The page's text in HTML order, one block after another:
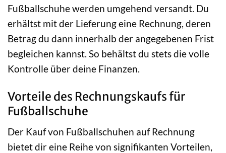
Fußballschuhe werden umgehend versandt. Du
erhältst mit der Lieferung eine Rechnung, deren
Betrag du dann innerhalb der angegebenen Frist
begleichen kannst. So behältst du stets die volle
Kontrolle über deine Finanzen.
Vorteile des Rechnungskaufs für
Fußballschuhe
Der Kauf von Fußballschuhen auf Rechnung
bietet dir eine Reihe von signifikanten Vorteilen,